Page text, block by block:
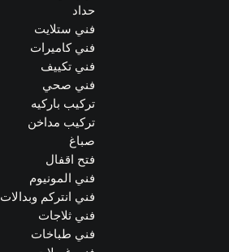
حداد
فني ستلايت
فني كاميرات
فني تكييف
فني صحي
تركيب باركيه
تركيب مداخن
صباغ
فتح اقفال
فني المونيوم
فني انتركم وبدالات
فني ثلاجات
فني طباخات